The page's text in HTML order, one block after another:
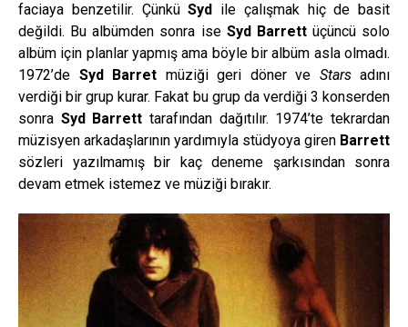
faciaya benzetilir. ÇünküSyd
ile çalışmak hiç de basit
değildi. Bu albümden sonra ise Syd Barrettüçüncü solo
albüm için planlar yapmış ama böyle bir albüm asla olmadı.
1972’de Syd Barret müziği geri döner ve Starsadını
verdiği bir grup kurar. Fakat bu grup da verdiği 3 konserden
sonra Syd Barrett tarafından dağıtılır. 1974’te tekrardan
müzisyen arkadaşlarının yardımıyla stüdyoya giren Barrett
sözleri yazılmamış bir kaç deneme şarkısından sonra
devam etmek istemez ve müziği bırakır.